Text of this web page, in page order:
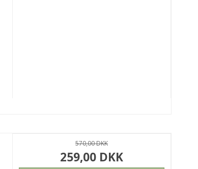
570,00 DKK
259,00 DKK